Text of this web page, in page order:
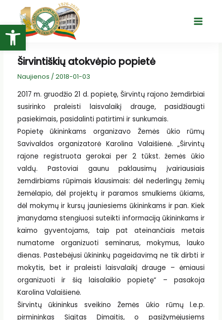
Open toolbar
turinio
Main
Širvintiškių atokvėpio popietė
Naujienos / 2018-01-03
2017 m. gruodžio 21 d. popietę, Širvintų rajono žemdirbiai
susirinko praleisti laisvalaikį drauge, pasidžiaugti
pasiekimais, pasidalinti patirtimi ir sunkumais.
Popietę ūkininkams organizavo Žemės ūkio rūmų
Savivaldos organizatorė Karolina Valaišienė. „Širvintų
rajone registruota gerokai per 2 tūkst. žemės ūkio
valdų. Pastoviai gaunu paklausimų įvairiausiais
žemdirbiams rūpimais klausimais: dėl nederlingų žemių
žemėlapio, dėl projektų ir paramos smulkiems ūkiams,
dėl mokymų ir kursų jauniesiems ūkininkams ir pan. Kiek
įmanydama stengiuosi suteikti informaciją ūkininkams ir
kaimo gyventojams, taip pat ateinančiais metais
numatome organizuoti seminarus, mokymus, lauko
dienas. Pastebėjusi ūkininkų pageidavimą ne tik dirbti ir
mokytis, bet ir praleisti laisvalaikį drauge – ėmiausi
organizuoti ir šią laisalaikio popietę“ – pasakoja
Karolina Valaišienė.
Širvintų ūkininkus sveikino Žemės ūkio rūmų l.e.p.
pirmininkas Sigitas Dimaitis, o pasižymėjusiems